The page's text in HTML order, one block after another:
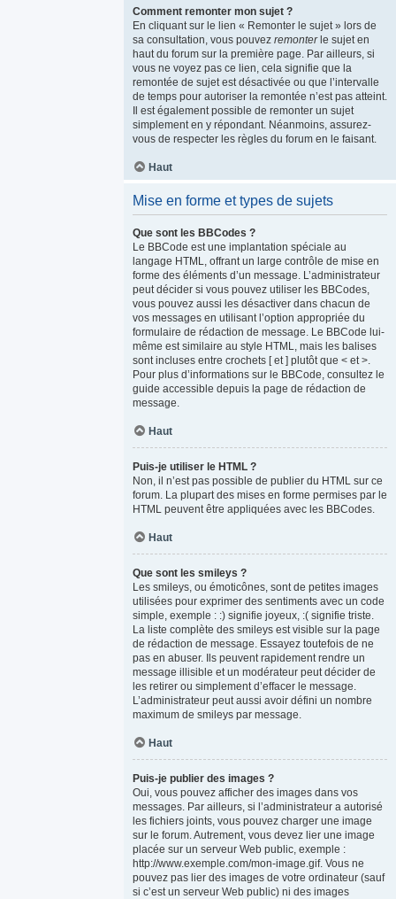
Comment remonter mon sujet ?
En cliquant sur le lien « Remonter le sujet » lors de
sa consultation, vous pouvez remonterle sujet en
haut du forum sur la première page. Par ailleurs, si
vous ne voyez pas ce lien, cela signifie que la
remontée de sujet est désactivée ou que l’intervalle
de temps pour autoriser la remontée n’est pas atteint.
Il est également possible de remonter un sujet
simplement en y répondant. Néanmoins, assurez-
vous de respecter les règles du forum en le faisant.
Haut
Mise en forme et types de sujets
Que sont les BBCodes ?
Le BBCode est une implantation spéciale au
langage HTML, offrant un large contrôle de mise en
forme des éléments d’un message. L’administrateur
peut décider si vous pouvez utiliser les BBCodes,
vous pouvez aussi les désactiver dans chacun de
vos messages en utilisant l’option appropriée du
formulaire de rédaction de message. Le BBCode lui-
même est similaire au style HTML, mais les balises
sont incluses entre crochets [ et ] plutôt que < et >.
Pour plus d’informations sur le BBCode, consultez le
guide accessible depuis la page de rédaction de
message.
Haut
Puis-je utiliser le HTML ?
Non, il n’est pas possible de publier du HTML sur ce
forum. La plupart des mises en forme permises par le
HTML peuvent être appliquées avec les BBCodes.
Haut
Que sont les smileys ?
Les smileys, ou émoticônes, sont de petites images
utilisées pour exprimer des sentiments avec un code
simple, exemple : :) signifie joyeux, :( signifie triste.
La liste complète des smileys est visible sur la page
de rédaction de message. Essayez toutefois de ne
pas en abuser. Ils peuvent rapidement rendre un
message illisible et un modérateur peut décider de
les retirer ou simplement d’effacer le message.
L’administrateur peut aussi avoir défini un nombre
maximum de smileys par message.
Haut
Puis-je publier des images ?
Oui, vous pouvez afficher des images dans vos
messages. Par ailleurs, si l’administrateur a autorisé
les fichiers joints, vous pouvez charger une image
sur le forum. Autrement, vous devez lier une image
placée sur un serveur Web public, exemple :
http://www.exemple.com/mon-image.gif. Vous ne
pouvez pas lier des images de votre ordinateur (sauf
si c’est un serveur Web public) ni des images